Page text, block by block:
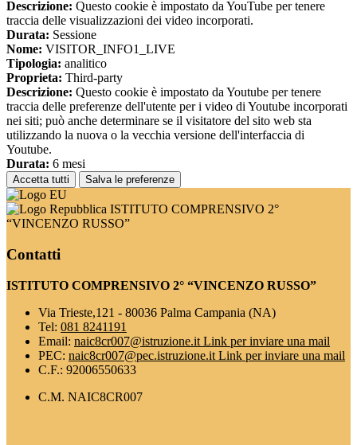
Descrizione: Questo cookie è impostato da YouTube per tenere
traccia delle visualizzazioni dei video incorporati.
Durata: Sessione
Nome: VISITOR_INFO1_LIVE
Tipologia: analitico
Proprieta: Third-party
Descrizione: Questo cookie è impostato da Youtube per tenere
traccia delle preferenze dell'utente per i video di Youtube incorporati
nei siti; può anche determinare se il visitatore del sito web sta
utilizzando la nuova o la vecchia versione dell'interfaccia di
Youtube.
Durata: 6 mesi
Accetta tutti Salva le preferenze
ISTITUTO COMPRENSIVO 2°
“VINCENZO RUSSO”
Contatti
ISTITUTO COMPRENSIVO 2° “VINCENZO RUSSO”
Via Trieste,121 - 80036 Palma Campania (NA)
Tel: 081 8241191
Email: naic8cr007@istruzione.it Link per inviare una mail
PEC: naic8cr007@pec.istruzione.it Link per inviare una mail
C.F.: 92006550633
C.M. NAIC8CR007